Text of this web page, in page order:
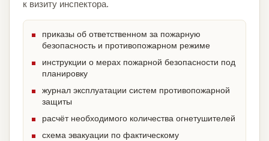
к визиту инспектора.
приказы об ответственном за пожарную
безопасность и противопожарном режиме
инструкции о мерах пожарной безопасности под
планировку
журнал эксплуатации систем противопожарной
защиты
расчёт необходимого количества огнетушителей
схема эвакуации по фактическому